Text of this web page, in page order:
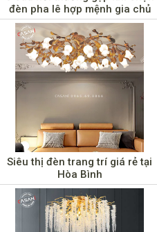
đèn pha lê hợp mệnh gia chủ
Siêu thị đèn trang trí giá rẻ tại
Hòa Bình